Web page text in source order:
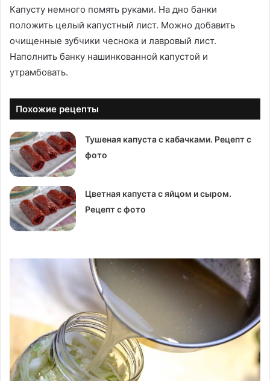
Капусту немного помять руками. На дно банки
положить целый капустный лист. Можно добавить
очищенные зубчики чеснока и лавровый лист.
Наполнить банку нашинкованной капустой и
утрамбовать.
Похожие рецепты
Тушеная капуста с кабачками. Рецепт с
фото
Цветная капуста с яйцом и сыром.
Рецепт с фото